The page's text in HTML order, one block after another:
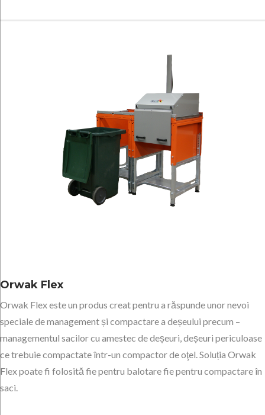
Orwak Flex
Orwak Flex este un produs creat pentru a răspunde unor nevoi
speciale de management și compactare a deșeului precum –
managementul sacilor cu amestec de deșeuri, deșeuri periculoase
ce trebuie compactate într-un compactor de oţel. Soluția Orwak
Flex poate fi folosită fie pentru balotare fie pentru compactare în
saci.